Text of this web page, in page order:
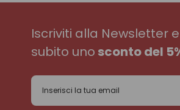
Iscriviti alla Newsletter
subito unosconto del